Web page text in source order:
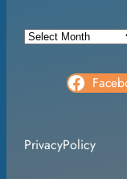
A
v
PrivacyPolicy